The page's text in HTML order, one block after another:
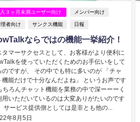
３ヶ月未満ユーザー向け メンバー向け
者向け サンクス機能 日報
ならではの機能一挙紹介！
タマーサクセスとして、お客様がより便利に
を使っていただくためのお手伝いをして
のですが、 その中でも特に多いのが 「チャ
機能だけで十分なんだよね」 というお声です
ちろんチャット機能を業務の中で深ーーーく
用いただいているのは大変ありがたいのです
サービス提供側としては是非とも他の...
年8月5日